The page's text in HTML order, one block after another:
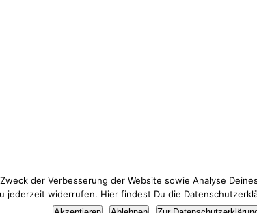
Datenschutz? Hier findest du meine Datenschutzerklärung .
der Verbesserung der Website sowie Analyse
jederzeit widerrufen. Hier findest Du die